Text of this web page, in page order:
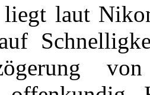
laut